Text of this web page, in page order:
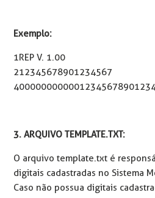
Exemplo:
1REP V. 1.00
212345678901234567
3. ARQUIVO TEMPLATE.TXT:
O arquivo template.txt é
digitais cadastradas no Sistema
Caso não possua digitais